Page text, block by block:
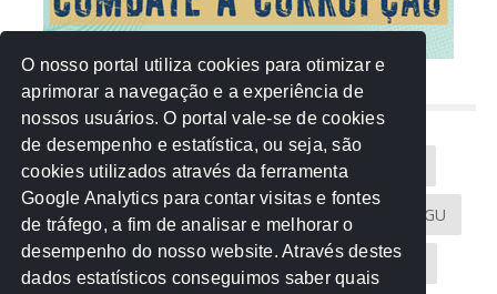
NUVEM DE TAGS
Acontece na Rede AGU AMM
Atricon Audicom CAU-MT CGU
CREA-MT Eventos MPC-MT MPE-MT
O nosso portal utiliza cookies para otimizar e
aprimorar a navegação e a experiência de
nossos usuários. O portal vale-se de cookies
de desempenho e estatística, ou seja, são
cookies utilizados através da ferramenta
Google Analytics para contar visitas e fontes
de tráfego, a fim de analisar e melhorar o
desempenho do nosso website. Através destes
dados estatísticos conseguimos saber quais